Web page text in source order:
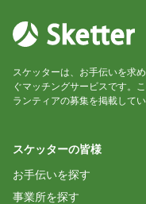
スケッターは、お手伝いを求
ぐマッチングサービスです。
ランティアの募集を掲載してい
スケッターの皆様
お手伝いを探す
事業所を探す